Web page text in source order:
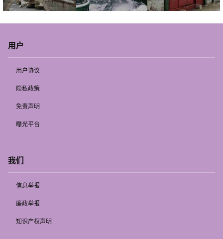
用户
用户协议
隐私政策
免责声明
曝光平台
我们
信息举报
廉政举报
知识产权声明